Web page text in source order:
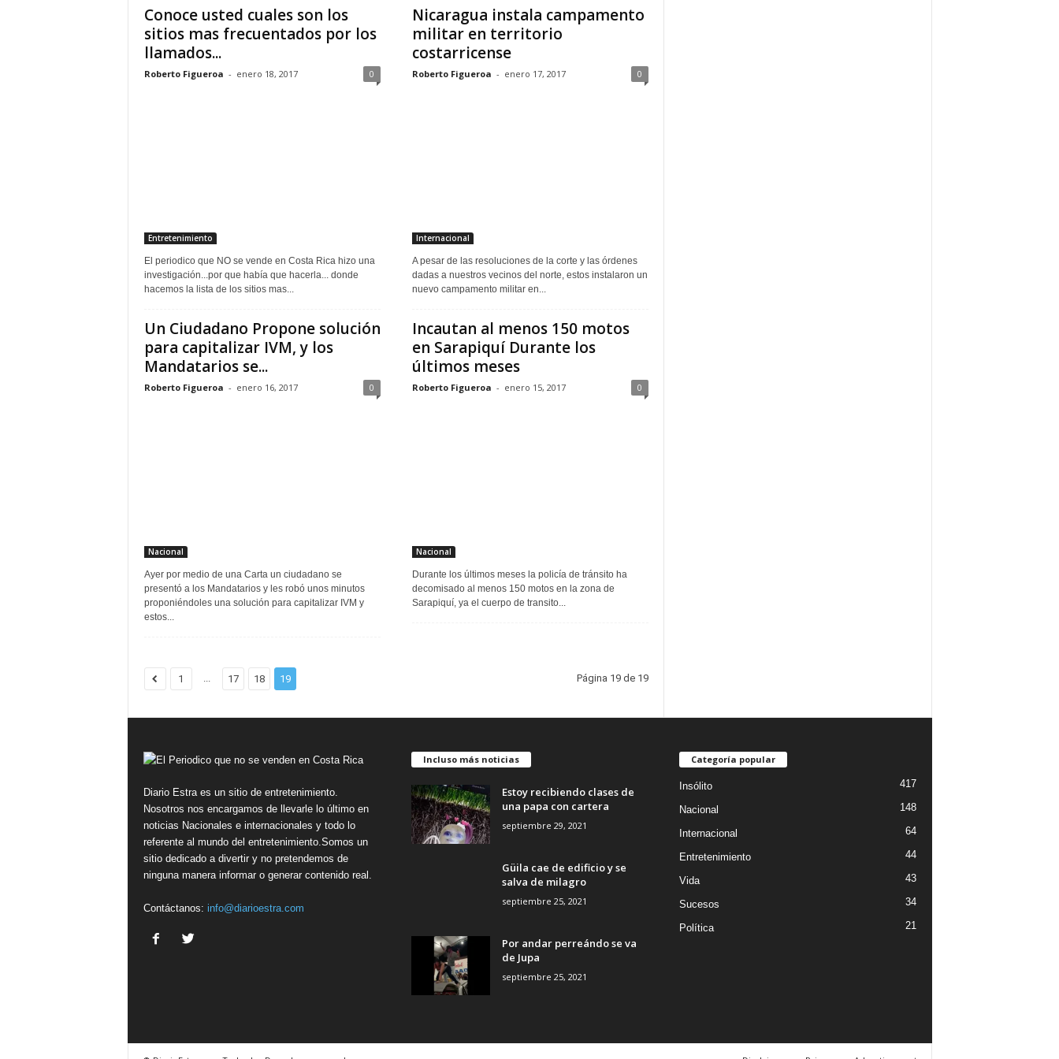
Conoce usted cuales son los
sitios mas frecuentados por los
llamados...
Roberto Figueroa - enero 18, 2017 0
Entretenimiento
El periodico que NO se vende en Costa Rica hizo una
investigación...por que había que hacerla... donde
hacemos la lista de los sitios mas...
Nicaragua instala campamento
militar en territorio
costarricense
Roberto Figueroa - enero 17, 2017 0
Internacional
A pesar de las resoluciones de la corte y las órdenes
dadas a nuestros vecinos del norte, estos instalaron un
nuevo campamento militar en...
Un Ciudadano Propone solución
para capitalizar IVM, y los
Mandatarios se...
Roberto Figueroa - enero 16, 2017 0
Nacional
Ayer por medio de una Carta un ciudadano se
presentó a los Mandatarios y les robó unos minutos
proponiéndoles una solución para capitalizar IVM y
estos...
Incautan al menos 150 motos
en Sarapiquí Durante los
últimos meses
Roberto Figueroa - enero 15, 2017 0
Nacional
Durante los últimos meses la policía de tránsito ha
decomisado al menos 150 motos en la zona de
Sarapiquí, ya el cuerpo de transito...
1 ... 17 18 19 Página 19 de 19
Diario Estra es un sitio de entretenimiento.
Nosotros nos encargamos de llevarle lo último en
noticias Nacionales e internacionales y todo lo
referente al mundo del entretenimiento.Somos un
sitio dedicado a divertir y no pretendemos de
ninguna manera informar o generar contenido real.
Contáctanos: info@diarioestra.com
Incluso más noticias
Estoy recibiendo clases de
una papa con cartera
septiembre 29, 2021
Güila cae de edificio y se
salva de milagro
septiembre 25, 2021
Por andar perreándo se va
de Jupa
septiembre 25, 2021
Categoría popular
Insólito 417
Nacional 148
Internacional 64
Entretenimiento 44
Vida 43
Sucesos 34
Política 21